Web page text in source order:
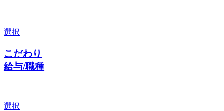
選択
こだわり
給与/職種
選択